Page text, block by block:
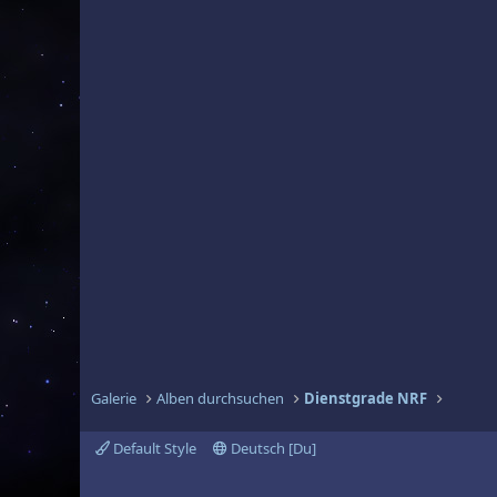
Galerie Alben durchsuchen Dienstgrade NRF
Default Style Deutsch [Du]